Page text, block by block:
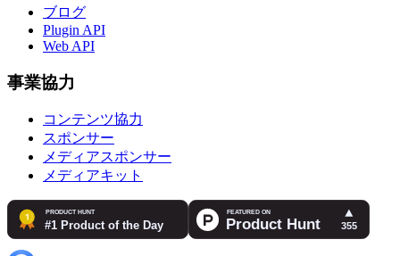
ブログ
Plugin API
Web API
事業協力
コンテンツ協力
スポンサー
メディアスポンサー
メディアキット